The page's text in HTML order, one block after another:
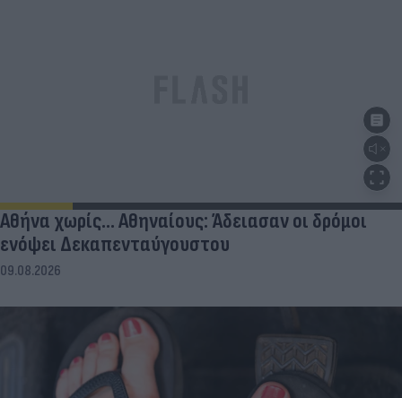
Αθήνα χωρίς… Αθηναίους: Άδειασαν οι δρόμοι
ενόψει Δεκαπενταύγουστου
09.08.2026